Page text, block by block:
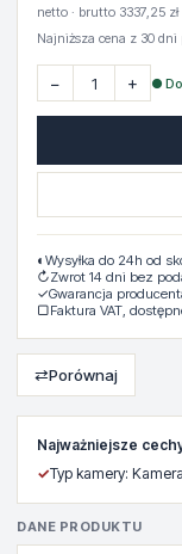
Najważniejsze
✓Typ kamery:
DANE PRODUKTU
netto · brutto 3337,25 zł
Najniższa cena z 30 dni
− + ●
◐ Wysyłka do 24h od
↻Zwrot 14 dni bez
✓Gwarancja
▢Faktura VAT,
⇄Porównaj